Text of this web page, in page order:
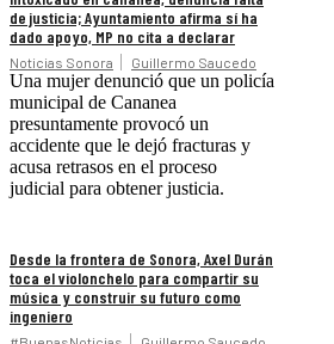
de justicia; Ayuntamiento afirma sí ha
dado apoyo, MP no cita a declarar
Noticias Sonora Guillermo Saucedo
Una mujer denunció que un policía
municipal de Cananea
presuntamente provocó un
accidente que le dejó fracturas y
acusa retrasos en el proceso
judicial para obtener justicia.
Desde la frontera de Sonora, Axel Durán
toca el violonchelo para compartir su
música y construir su futuro como
ingeniero